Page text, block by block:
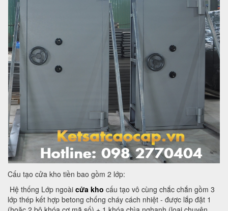
Cấu tạo cửa kho tiền bao gồm 2 lớp:
Hệ thống Lớp ngoài cửa kho cấu tạo vô cùng chắc chắn gồm 3
lớp thép kết hợp betong chống cháy cách nhiệt - được lắp đặt 1